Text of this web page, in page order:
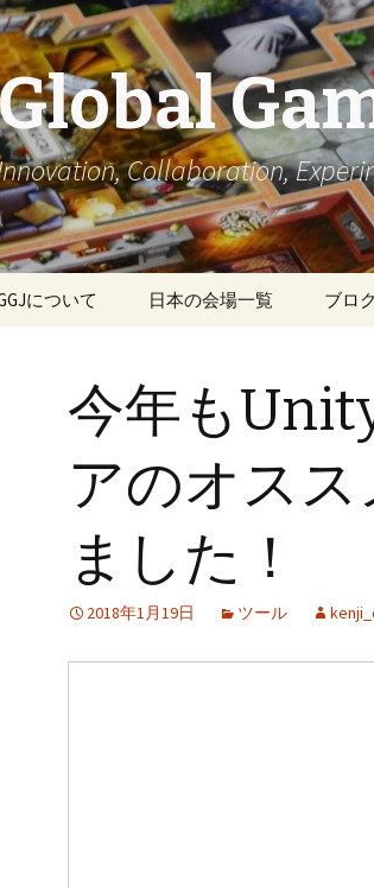
Collaboration,
について 日本の会場一覧 ブロ
今年も
アのオス
ました！
2018年1月19日 ツール